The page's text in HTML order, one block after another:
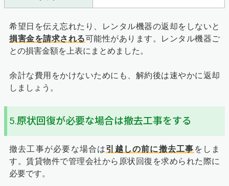
希望日を伝え忘れたり、レンタル機器の返却をしないと
損害金を請求される可能性があります。レンタル機器ご
との損害金額を上表にまとめました。
余計な費用をかけないためにも、解約後は速やかに返却
しましょう。
5.原状回復が必要な場合は撤去工事をする
撤去工事が必要な場合は引越しの前に撤去工事 をしま
す。賃貸物件で管理会社から原状回復を求められた際に
必要です。